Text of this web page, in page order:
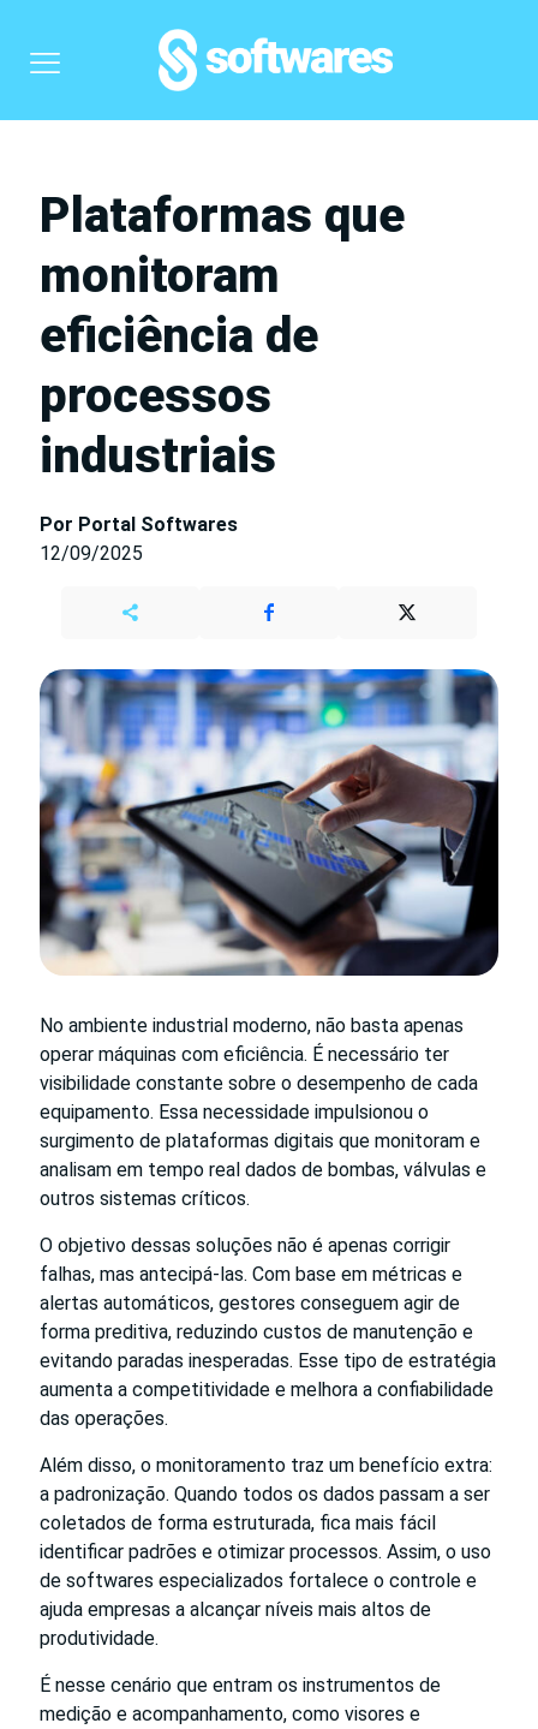
Plataformas que
monitoram
eficiência de
processos
industriais
Por Portal Softwares
12/09/2025
No ambiente industrial moderno, não basta apenas
operar máquinas com eficiência. É necessário ter
visibilidade constante sobre o desempenho de cada
equipamento. Essa necessidade impulsionou o
surgimento de plataformas digitais que monitoram e
analisam em tempo real dados de bombas, válvulas e
outros sistemas críticos.
O objetivo dessas soluções não é apenas corrigir
falhas, mas antecipá-las. Com base em métricas e
alertas automáticos, gestores conseguem agir de
forma preditiva, reduzindo custos de manutenção e
evitando paradas inesperadas. Esse tipo de estratégia
aumenta a competitividade e melhora a confiabilidade
das operações.
Além disso, o monitoramento traz um benefício extra:
a padronização. Quando todos os dados passam a ser
coletados de forma estruturada, fica mais fácil
identificar padrões e otimizar processos. Assim, o uso
de softwares especializados fortalece o controle e
ajuda empresas a alcançar níveis mais altos de
produtividade.
É nesse cenário que entram os instrumentos de
medição e acompanhamento, como visores e